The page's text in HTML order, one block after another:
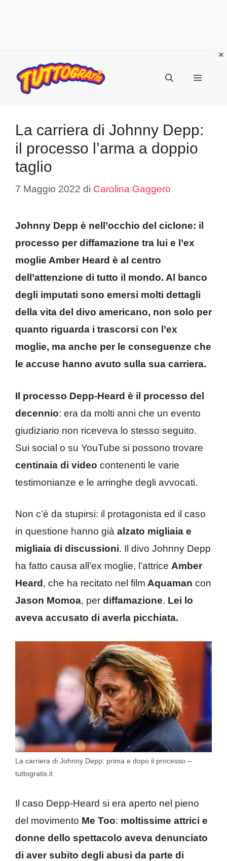
contenuto
Menu
La carriera di Johnny Depp:
il processo l’arma a doppio
taglio
7 Maggio 2022 di Carolina Gaggero
Johnny Depp è nell’occhio del ciclone: il
processo per diffamazione tra lui e l’ex
moglie Amber Heard è al centro
dell’attenzione di tutto il mondo. Al banco
degli imputati sono emersi molti dettagli
della vita del divo americano, non solo per
quanto riguarda i trascorsi con l’ex
moglie, ma anche per le conseguenze che
le accuse hanno avuto sulla sua carriera.
Il processo Depp-Heard è il processo del
decennio: era da molti anni che un evento
giudiziario non riceveva lo stesso seguito.
Sui social o su YouTube si possono trovare
centinaia di video contenenti le varie
testimonianze e le arringhe degli avvocati.
Non c’è da stupirsi: il protagonista ed il caso
in questione hanno già alzato migliaia e
migliaia di discussioni. Il divo Johnny Depp
ha fatto causa all’ex moglie, l’attrice Amber
Heard , che ha recitato nel film Aquaman con
Jason Momoa, per diffamazione. Lei lo
aveva accusato di averla picchiata.
La carriera di Johnny Depp: prima e dopo il processo –
tuttogratis.it
Il caso Depp-Heard si era aperto nel pieno
del movimento Me Too: moltissime attrici e
donne dello spettacolo aveva denunciato
di aver subito degli abusi da parte di